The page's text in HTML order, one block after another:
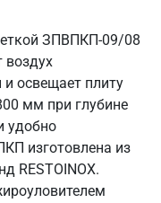
ЗПВПКП-09/08
воздух
освещает плиту
мм при глубине
удобно
изготовлена из
RESTOINOX.